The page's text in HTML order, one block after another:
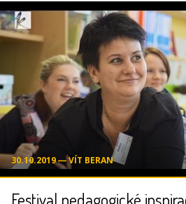
30.10.2019 ― VÍT BERAN
Festival pedagogické